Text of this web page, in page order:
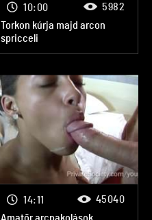
Torkon kúrja majd arcon
spricceli
10:00
5982
14:11
45040